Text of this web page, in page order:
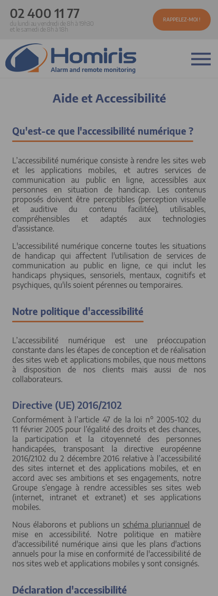
02 400 11 77
du lundi au vendredi de 8h à 19h30
et le samedi de 8h à 18h
RAPPELEZ-MOI !
Aide et Accessibilité
Qu'est-ce que l'accessibilité numérique ?
L’accessibilité numérique consiste à rendre les sites web
et les applications mobiles, et autres services de
communication au public en ligne, accessibles aux
personnes en situation de handicap. Les contenus
proposés doivent être perceptibles (perception visuelle
et auditive du contenu facilitée), utilisables,
compréhensibles et adaptés aux technologies
d'assistance.
L'accessibilité numérique concerne toutes les situations
de handicap qui affectent l'utilisation de services de
communication au public en ligne, ce qui inclut les
handicaps physiques, sensoriels, mentaux, cognitifs et
psychiques, qu'ils soient pérennes ou temporaires.
Notre politique d'accessibilité
L’accessibilité numérique est une préoccupation
constante dans les étapes de conception et de réalisation
des sites web et applications mobiles, que nous mettons
à disposition de nos clients mais aussi de nos
collaborateurs.
Directive (UE) 2016/2102
Conformément à l’article 47 de la loi n° 2005-102 du
11 février 2005 pour l’égalité des droits et des chances,
la participation et la citoyenneté des personnes
handicapées, transposant la directive européenne
2016/2102 du 2 décembre 2016 relative à l’accessibilité
des sites internet et des applications mobiles, et en
accord avec ses ambitions et ses engagements, notre
Groupe s’engage à rendre accessibles ses sites web
(internet, intranet et extranet) et ses applications
mobiles.
Nous élaborons et publions unschéma pluriannuel de
mise en accessibilité. Notre politique en matière
d'accessibilité numérique ainsi que les plans d'actions
annuels pour la mise en conformité de l'accessibilité de
nos sites web et applications mobiles y sont consignés.
Déclaration d'accessibilité